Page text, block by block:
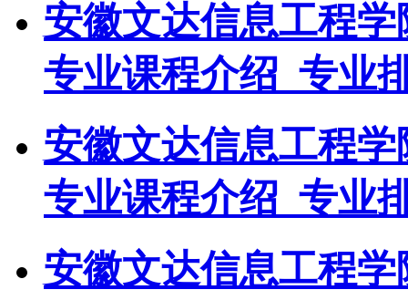
安徽文达信息工程
专业课程介绍_专业
安徽文达信息工程
专业课程介绍_专业
安徽文达信息工程